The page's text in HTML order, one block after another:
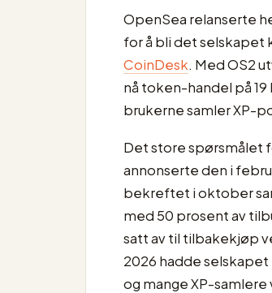
OpenSea relanserte
for å bli det selskapet
CoinDesk. Med OS2
nå token-handel på
brukerne samler XP-
Det store spørsmålet
annonserte den i
bekreftet i oktober
med 50 prosent av
satt av til tilbakekjøp
2026 hadde
og mange XP-